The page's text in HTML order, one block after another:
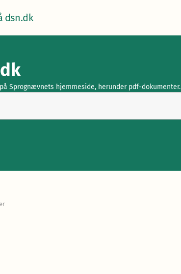
dsn.dk
Sprognævnets hjemmeside, herunder pdf-dokumenter.